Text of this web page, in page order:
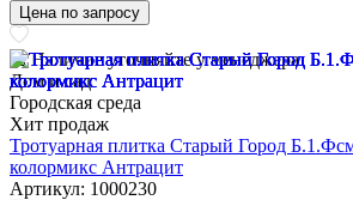
Цена по запросу
Наличие уточняйте у менеджера
Дом и сад
Городская среда
Хит продаж
Тротуарная плитка Старый Город
колормикс Антрацит
Артикул: 1000230